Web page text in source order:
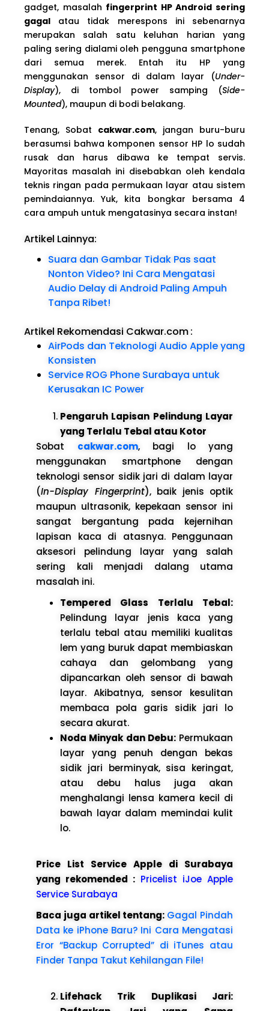
gadget, masalah fingerprint HP Android sering
gagal atau tidak merespons ini sebenarnya
merupakan salah satu keluhan harian yang
paling sering dialami oleh pengguna smartphone
dari semua merek. Entah itu HP yang
menggunakan sensor di dalam layar (Under-
Display), di tombol power samping (Side-
Mounted), maupun di bodi belakang.
Tenang, Sobat cakwar.com, jangan buru-buru
berasumsi bahwa komponen sensor HP lo sudah
rusak dan harus dibawa ke tempat servis.
Mayoritas masalah ini disebabkan oleh kendala
teknis ringan pada permukaan layar atau sistem
pemindaiannya. Yuk, kita bongkar bersama 4
cara ampuh untuk mengatasinya secara instan!
Artikel Lainnya:
Suara dan Gambar Tidak Pas saat
Nonton Video? Ini Cara Mengatasi
Audio Delay di Android Paling Ampuh
Tanpa Ribet!
Artikel Rekomendasi Cakwar.com:
AirPods dan Teknologi Audio Apple yang
Konsisten
Service ROG Phone Surabaya untuk
Kerusakan IC Power
Pengaruh Lapisan Pelindung Layar
yang Terlalu Tebal atau Kotor
Sobat cakwar.com, bagi lo yang
menggunakan smartphone dengan
teknologi sensor sidik jari di dalam layar
(In-Display Fingerprint), baik jenis optik
maupun ultrasonik, kepekaan sensor ini
sangat bergantung pada kejernihan
lapisan kaca di atasnya. Penggunaan
aksesori pelindung layar yang salah
sering kali menjadi dalang utama
masalah ini.
Tempered Glass Terlalu Tebal:
Pelindung layar jenis kaca yang
terlalu tebal atau memiliki kualitas
lem yang buruk dapat membiaskan
cahaya dan gelombang yang
dipancarkan oleh sensor di bawah
layar. Akibatnya, sensor kesulitan
membaca pola garis sidik jari lo
secara akurat.
Noda Minyak dan Debu:Permukaan
layar yang penuh dengan bekas
sidik jari berminyak, sisa keringat,
atau debu halus juga akan
menghalangi lensa kamera kecil di
bawah layar dalam memindai kulit
lo.
Price List Service Apple di Surabaya
yang rekomended : Pricelist iJoe Apple
Service Surabaya
Baca juga artikel tentang: Gagal Pindah
Data ke iPhone Baru? Ini Cara Mengatasi
Eror “Backup Corrupted” di iTunes atau
Finder Tanpa Takut Kehilangan File!
Lifehack Trik Duplikasi Jari: